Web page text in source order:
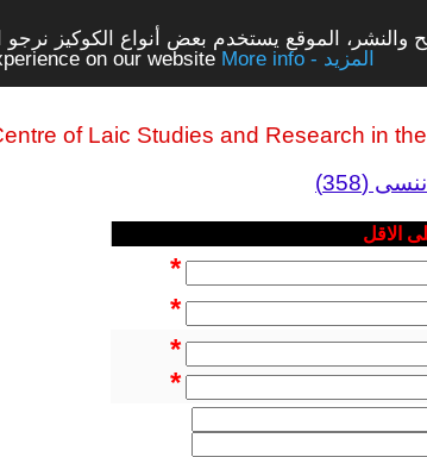
الموقع يستخدم بعض أنواع الكوكيز
on our website
More info - المزيد
of Laic Studies and Research in
(358)
الاقل
*
*
*
*